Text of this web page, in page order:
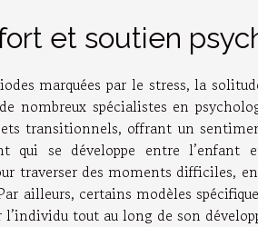
et soutien
marquées par le stress, la
nombreux spécialistes en
transitionnels, offrant un
qui se développe entre l’enfant
traverser des moments difficiles,
ailleurs, certains modèles
l’individu tout au long de son